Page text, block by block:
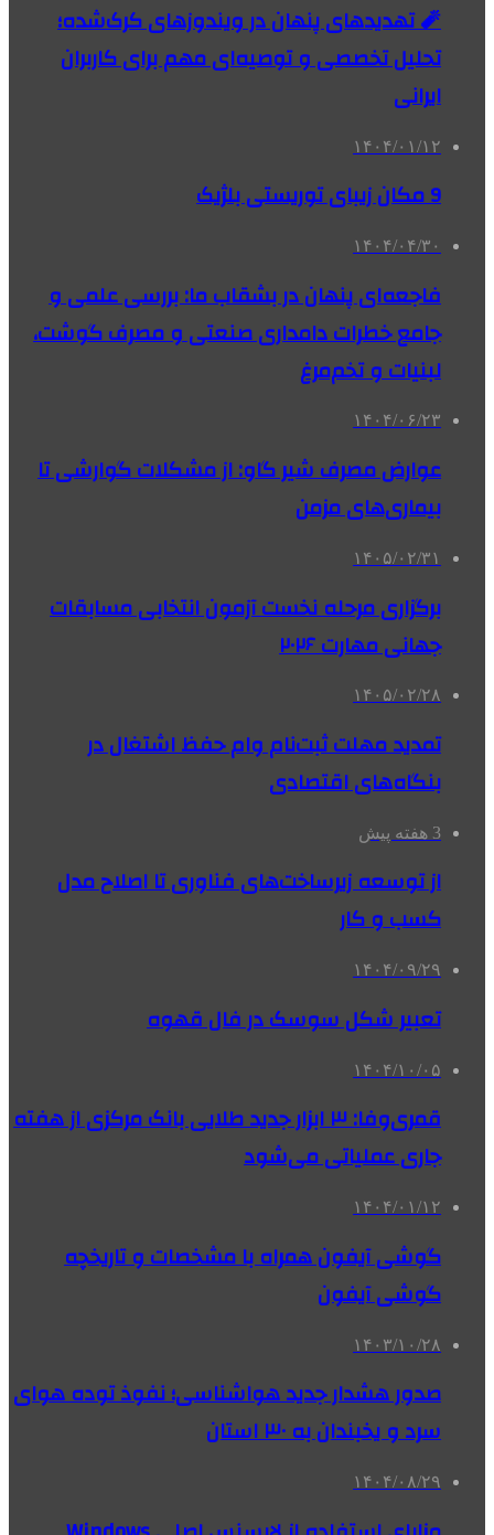
🧨 تهدیدهای پنهان در ویندوزهای کرک‌شده؛
تحلیل تخصصی و توصیه‌ای مهم برای کاربران
ایرانی
۱۴۰۴/۰۱/۱۲
9 مکان زیبای توریستی بلژیک
۱۴۰۴/۰۴/۳۰
فاجعه‌ای پنهان در بشقاب ما: بررسی علمی و
جامع خطرات دامداری صنعتی و مصرف گوشت،
لبنیات و تخم‌مرغ
۱۴۰۴/۰۶/۲۳
عوارض مصرف شیر گاو: از مشکلات گوارشی تا
بیماری‌های مزمن
۱۴۰۵/۰۲/۳۱
برگزاری مرحله نخست آزمون انتخابی مسابقات
جهانی مهارت ۲۰۲۶
۱۴۰۵/۰۲/۲۸
تمدید مهلت ثبت‌نام وام حفظ اشتغال در
بنگاه‌های اقتصادی
3 هفته پیش
از توسعه زیرساخت‌های فناوری تا اصلاح مدل
کسب و کار
۱۴۰۴/۰۹/۲۹
تعبیر شکل سوسک در فال قهوه
۱۴۰۴/۱۰/۰۵
قمری‌وفا: ۳ ابزار جدید طلایی بانک مرکزی از هفته
جاری عملیاتی می‌شود
۱۴۰۴/۰۱/۱۲
گوشی آیفون همراه با مشخصات و تاریخچه
گوشی آیفون
۱۴۰۳/۱۰/۲۸
صدور هشدار جدید هواشناسی؛ نفوذ توده هوای
سرد و یخبندان به ۳۰ استان
۱۴۰۴/۰۸/۲۹